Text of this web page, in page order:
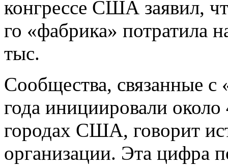
конгрессе США заявил,
го «фабрика» потратила
тыс.
Сообщества, связанные с
года инициировали
городах США, говорит
организации. Эта цифра